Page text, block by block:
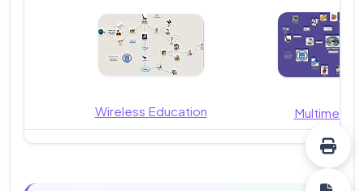
Wireless Education Multimedia